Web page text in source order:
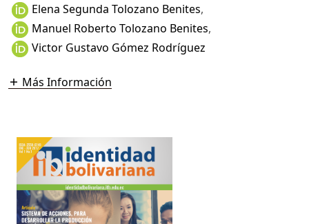
Elena Segunda Tolozano Benites,
Manuel Roberto Tolozano Benites,
Victor Gustavo Gómez Rodríguez
Más Información